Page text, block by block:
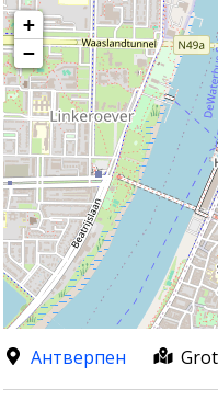
+
−
Антверпен